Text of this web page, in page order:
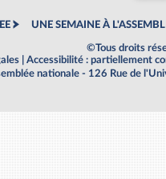
UNE SEMAINE À
©Tous droits
Accessibilité : partiellement
nationale - 126 Rue de